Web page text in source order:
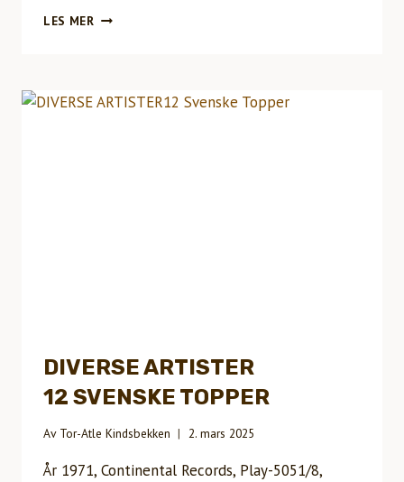
LES MER DIVERSE
DIVERSE ARTISTER
12 SVENSKE TOPPER
Av Tor-Atle Kindsbekken 2. mars 2025
År 1971, Continental Records, Play-5051/8,